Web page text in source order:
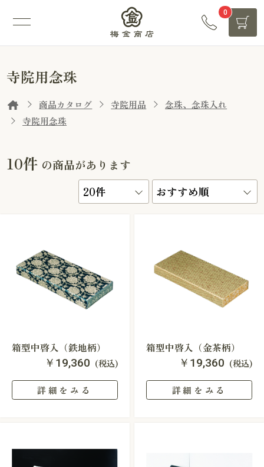
0
寺院用念珠
商品カタログ 寺院用品
念珠、念珠入れ
寺院用念珠
10件 の商品があります
箱型中啓入（鉄地柄）
￥19,360 (税込)
詳細をみる
箱型中啓入（金茶柄）
￥19,360 (税込)
詳細をみる